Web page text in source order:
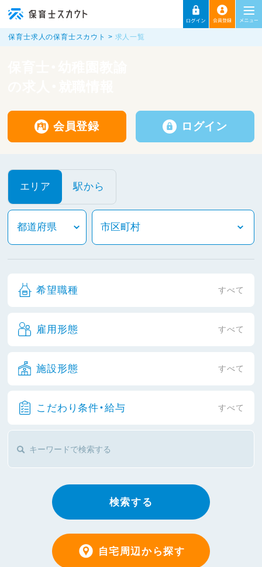
保育士求人の保育士スカウト 求人一覧
会員登録 ログイン
エリア 駅から
希望職種 すべて
雇用形態 すべて
施設形態 すべて
こだわり条件・給与 すべて
検索する
自宅周辺から探す